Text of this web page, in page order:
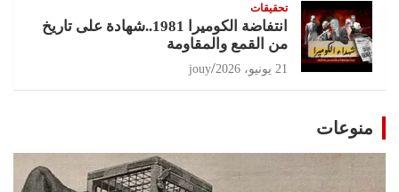
تحقيقات
انتفاضة الكوميرا 1981..شهادة على تاريخ
من القمع والمقاومة
21 يونيو، 2026 jouy
منوعات